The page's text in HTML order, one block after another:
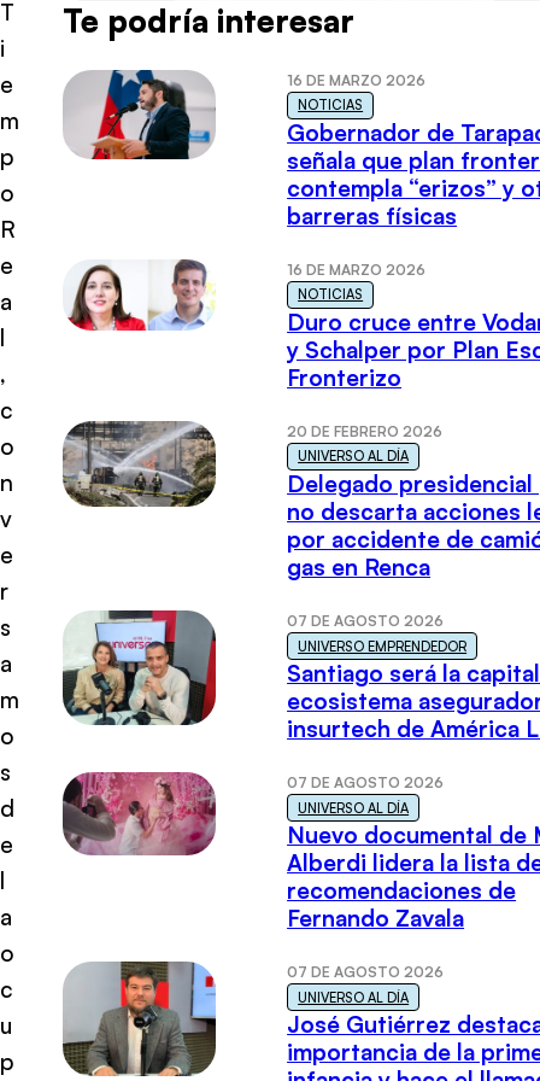
T
i
e
m
p
o
R
e
a
l
,
c
o
n
v
e
r
s
a
m
o
s
d
e
l
a
o
c
u
p
Te podría interesar
16 DE MARZO 2026
NOTICIAS
Gobernador de
señala que plan
contempla “erizos” y
barreras físicas
16 DE MARZO 2026
NOTICIAS
Duro cruce entre
y Schalper por Plan
Fronterizo
20 DE FEBRERO 2026
UNIVERSO AL DÍA
Delegado presidencial
no descarta acciones
por accidente de
gas en Renca
07 DE AGOSTO 2026
UNIVERSO EMPRENDEDOR
Santiago será la
ecosistema
insurtech de América
07 DE AGOSTO 2026
UNIVERSO AL DÍA
Nuevo documental de
Alberdi lidera la lista
recomendaciones de
Fernando Zavala
07 DE AGOSTO 2026
UNIVERSO AL DÍA
José Gutiérrez
importancia de la